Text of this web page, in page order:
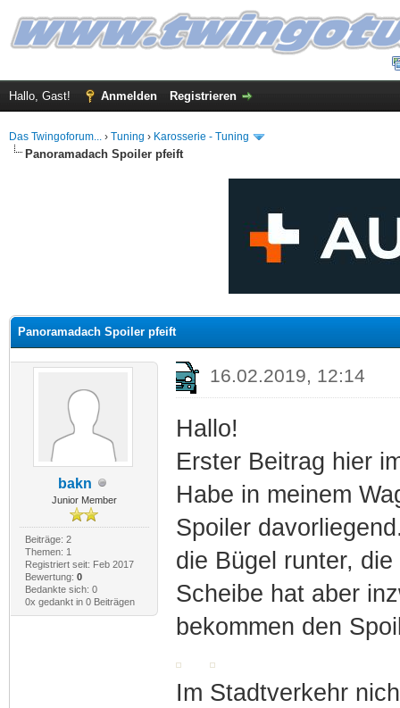
Hallo, Gast! Anmelden Registrieren
Das Twingoforum... › Tuning › Karosserie - Tuning
Panoramadach Spoiler pfeift
Panoramadach Spoiler pfeift
bakn
Junior Member
Beiträge: 2
Themen: 1
Registriert seit: Feb 2017
Bewertung: 0
Bedankte sich: 0
0x gedankt in 0 Beiträgen
16.02.2019, 12:14
Hallo!
Erster Beitrag hier
Habe in meinem
Spoiler
die Bügel runter,
Scheibe hat aber
bekommen den
Im Stadtverkehr